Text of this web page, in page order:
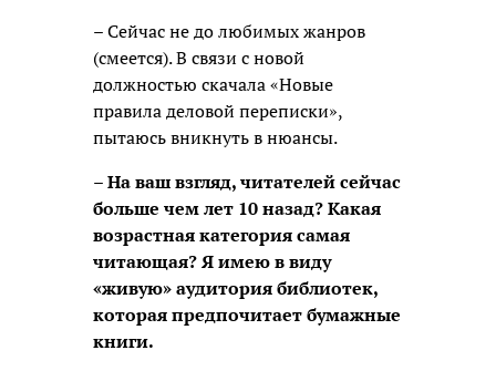
– Сейчас не до любимых жанров
(смеется). В связи с новой
должностью скачала «Новые
правила деловой переписки»,
пытаюсь вникнуть в нюансы.
– На ваш взгляд, читателей сейчас
больше чем лет 10 назад? Какая
возрастная категория самая
читающая? Я имею в виду
«живую» аудитория библиотек,
которая предпочитает бумажные
книги.